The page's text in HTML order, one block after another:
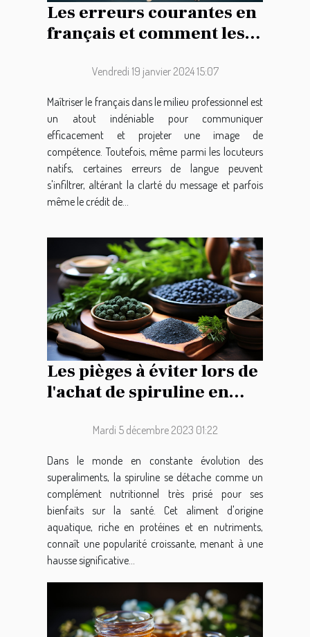
Les erreurs courantes en
français et comment les
communication
professionnelle
Vendredi 19 janvier 2024 15:07
Maîtriser le français dans le milieu professionnel est
un atout indéniable pour communiquer
efficacement et projeter une image de
compétence. Toutefois, même parmi les locuteurs
natifs, certaines erreurs de langue peuvent
s'infiltrer, altérant la clarté du message et parfois
même le crédit de...
Les pièges à éviter lors de
l'achat de spiruline en
Mardi 5 décembre 2023 01:22
Dans le monde en constante évolution des
superaliments, la spiruline se détache comme un
complément nutritionnel très prisé pour ses
bienfaits sur la santé. Cet aliment d'origine
aquatique, riche en protéines et en nutriments,
connaît une popularité croissante, menant à une
hausse significative...